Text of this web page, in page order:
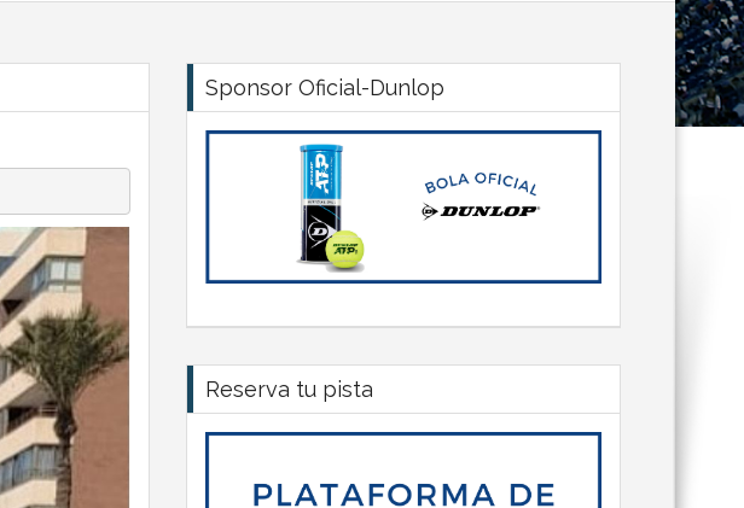
Sponsor Oficial-Dunlop
Reserva tu pista